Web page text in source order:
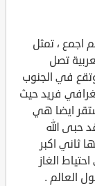
اجمع ، تمثل
تصل
، وتقع في الجنوب
فريد حيث
ايضا هي
حبى الله
ثاني اكبر
الغاز
العالم .